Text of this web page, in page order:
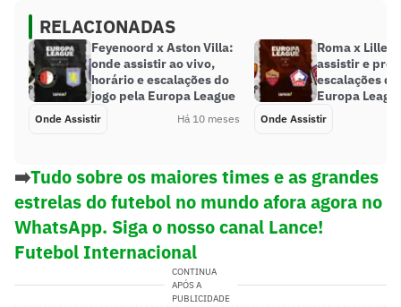
RELACIONADAS
Feyenoord x Aston Villa:
onde assistir ao vivo,
horário e escalações do
jogo pela Europa League
Onde Assistir Há 10 meses
Roma x Lille:
assistir e
escalações
Europa
Onde Assistir
➡️Tudo sobre os maiores times e as grandes
estrelas do futebol no mundo afora agora no
WhatsApp. Siga o nosso canal Lance!
Futebol Internacional
CONTINUA
APÓS A
PUBLICIDADE